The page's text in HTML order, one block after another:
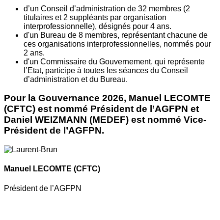
d’un Conseil d’administration de 32 membres (2
titulaires et 2 suppléants par organisation
interprofessionnelle), désignés pour 4 ans.
d'un Bureau de 8 membres, représentant chacune de
ces organisations interprofessionnelles, nommés pour
2 ans.
d'un Commissaire du Gouvernement, qui représente
l’Etat, participe à toutes les séances du Conseil
d’administration et du Bureau.
Pour la Gouvernance 2026, Manuel LECOMTE
(CFTC) est nommé Président de l’AGFPN et
Daniel WEIZMANN (MEDEF) est nommé Vice-
Président de l’AGFPN.
Manuel LECOMTE (CFTC)
Président de l’AGFPN